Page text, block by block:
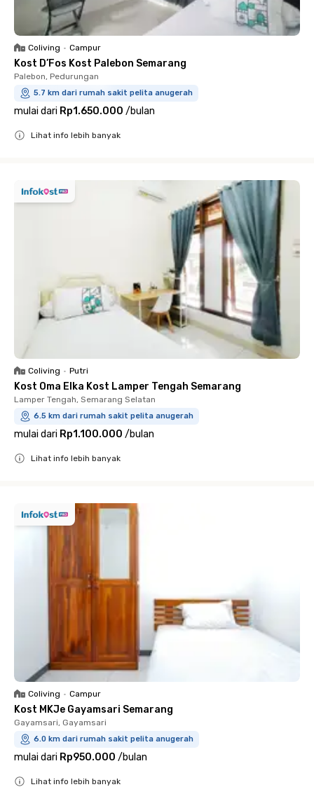
Coliving • Campur
Kost D’Fos Kost Palebon Semarang
Palebon, Pedurungan
5.7 km dari rumah sakit pelita anugerah
mulai dari Rp1.650.000 /bulan
Lihat info lebih banyak
Coliving • Putri
Kost Oma Elka Kost Lamper Tengah Semarang
Lamper Tengah, Semarang Selatan
6.5 km dari rumah sakit pelita anugerah
mulai dari Rp1.100.000 /bulan
Lihat info lebih banyak
Coliving • Campur
Kost MKJe Gayamsari Semarang
Gayamsari, Gayamsari
6.0 km dari rumah sakit pelita anugerah
mulai dari Rp950.000 /bulan
Lihat info lebih banyak